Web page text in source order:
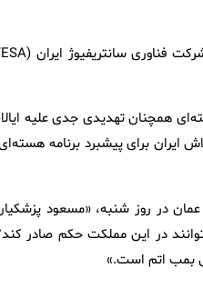
همچنان تهدیدی جدی علیه
ایران برای پیشبرد برنامه
در روز شنبه، «مسعود
در این مملکت حکم صادر
بمب اتم است.»